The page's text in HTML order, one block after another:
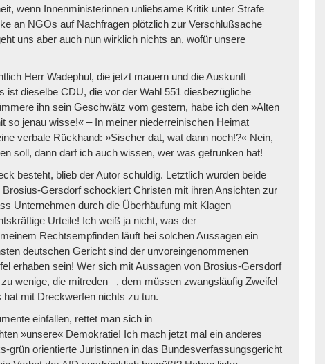
wenn Innenministerinnen unliebsame Kritik unter Strafe
an NGOs auf Nachfragen plötzlich zur Verschlußsache
uns aber auch nun wirklich nichts an, wofür unsere
Herr Wadephul, die jetzt mauern und die Auskunft
dieselbe CDU, die vor der Wahl 551 diesbezügliche
ihn sein Geschwätz vom gestern, habe ich den »Alten
so jenau wisse!« – In meiner niederreinischen Heimat
verbale Rückhand: »Sischer dat, wat dann noch!?« Nein,
soll, dann darf ich auch wissen, wer was getrunken hat!
besteht, blieb der Autor schuldig. Letztlich wurden beide
Gersdorf schockiert Christen mit ihren Ansichten zur
Unternehmen durch die Überhäufung mit Klagen
Urteile! Ich weiß ja nicht, was der
Rechtsempfinden läuft bei solchen Aussagen ein
deutschen Gericht sind der unvoreingenommenen
erhaben sein! Wer sich mit Aussagen von Brosius-Gersdorf
wenige, die mitreden –, dem müssen zwangsläufig Zweifel
mit Dreckwerfen nichts zu tun.
einfallen, rettet man sich in
»unsere« Demokratie! Ich mach jetzt mal ein anderes
grün orientierte Juristinnen in das Bundesverfassungsgericht